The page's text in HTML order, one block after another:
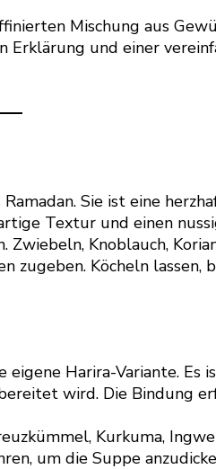
Mischung aus
und einer
Sie ist eine
Textur und einen
Knoblauch,
Köcheln lassen,
Harira-Variante.
wird. Die Bindung
Kurkuma,
um die Suppe